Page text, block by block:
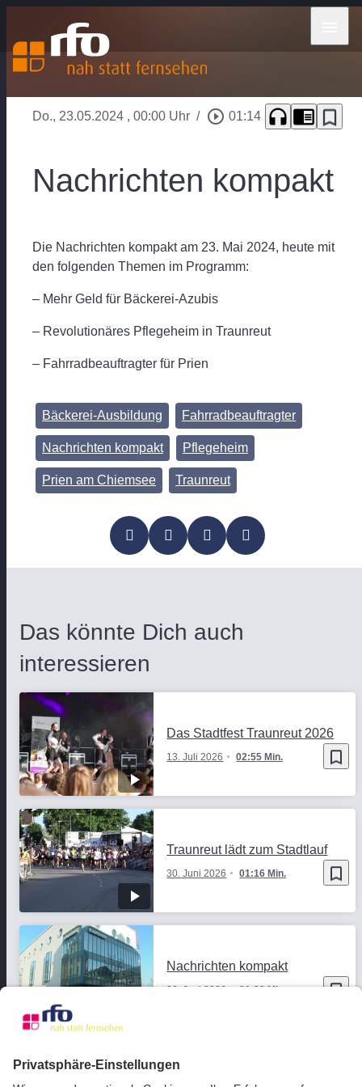
Do., 23.05.2024 , 00:00 Uhr / play_circle_outline 01:14 headphones chrome_reader_mode bookmark_border
Nachrichten kompakt
Die Nachrichten kompakt am 23. Mai 2024, heute mit
den folgenden Themen im Programm:
– Mehr Geld für Bäckerei-Azubis
– Revolutionäres Pflegeheim in Traunreut
– Fahrradbeauftragter für Prien
Bäckerei-Ausbildung Fahrradbeauftragter
Nachrichten kompakt Pflegeheim
Prien am Chiemsee Traunreut
Das könnte Dich auch
interessieren
bookmark_border
13. Juli 2026 02:55 Min.
Das Stadtfest Traunreut 2026
bookmark_border
30. Juni 2026 01:16 Min.
Traunreut lädt zum Stadtlauf
bookmark_border
26. Juni 2026 01:20 Min.
Nachrichten kompakt
Verkehrsfreigabe am